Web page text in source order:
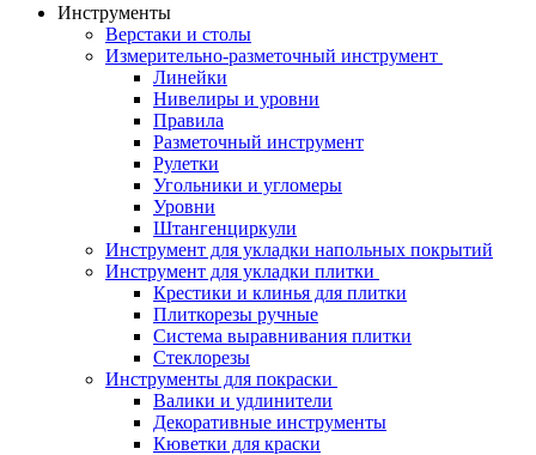
Инструменты
Верстаки и столы
Измерительно-разметочный инструмент
Линейки
Нивелиры и уровни
Правила
Разметочный инструмент
Рулетки
Угольники и угломеры
Уровни
Штангенциркули
Инструмент для укладки напольных покрытий
Инструмент для укладки плитки
Крестики и клинья для плитки
Плиткорезы ручные
Система выравнивания плитки
Стеклорезы
Инструменты для покраски
Валики и удлинители
Декоративные инструменты
Кюветки для краски